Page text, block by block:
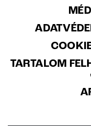
TARTALOM